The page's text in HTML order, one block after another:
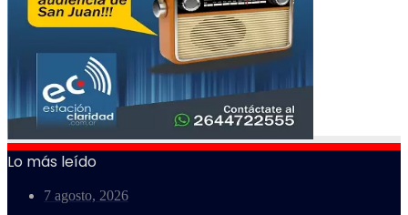
Lo más leído
7 agosto, 2026